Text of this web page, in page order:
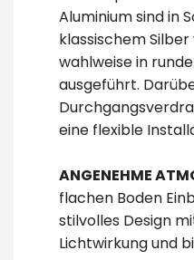
Aluminium sind in
klassischem
wahlweise in
ausgeführt.
eine flexible
ANGENEHME
flachen Boden
stilvolles Design
Lichtwirkung und